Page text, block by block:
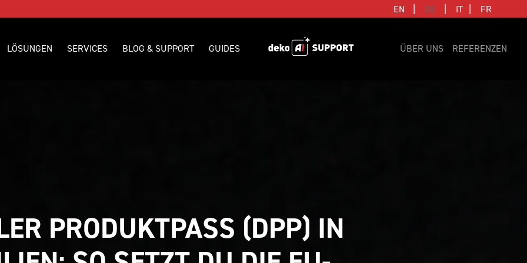
EN DE IT FR
LÖSUNGEN SERVICES BLOG & SUPPORT GUIDES ÜBER UNS REFERENZEN
PRODUKTPASS (DPP) IN